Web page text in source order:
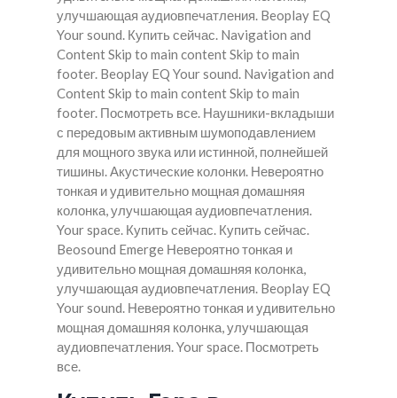
улучшающая аудиовпечатления. Beoplay EQ
Your sound. Купить сейчас. Navigation and
Content Skip to main content Skip to main
footer. Beoplay EQ Your sound. Navigation and
Content Skip to main content Skip to main
footer. Посмотреть все. Наушники-вкладыши
с передовым активным шумоподавлением
для мощного звука или истинной, полнейшей
тишины. Акустические колонки. Невероятно
тонкая и удивительно мощная домашняя
колонка, улучшающая аудиовпечатления.
Your space. Купить сейчас. Купить сейчас.
Beosound Emerge Невероятно тонкая и
удивительно мощная домашняя колонка,
улучшающая аудиовпечатления. Beoplay EQ
Your sound. Невероятно тонкая и удивительно
мощная домашняя колонка, улучшающая
аудиовпечатления. Your space. Посмотреть
все.